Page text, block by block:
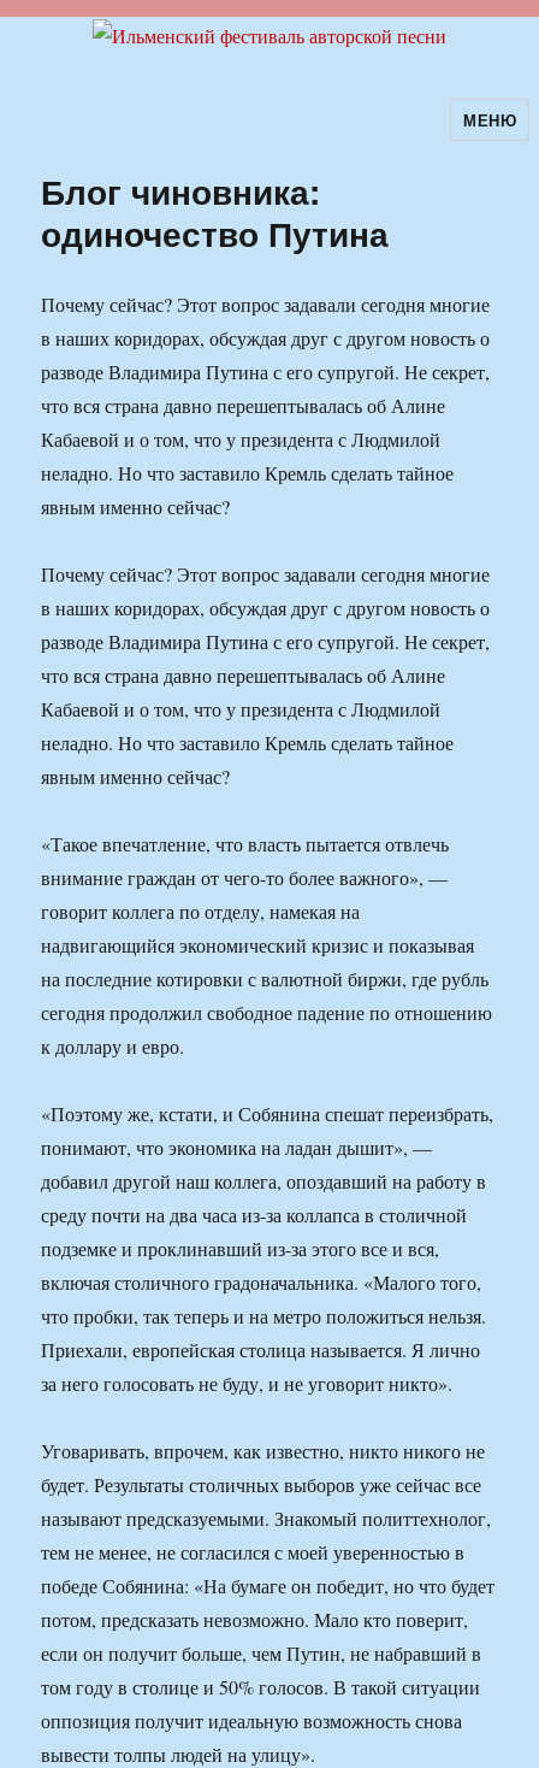
Ильменский фестиваль авторскойМЕНЮ
Блог чиновника:
одиночество Путина
Почему сейчас? Этот вопрос задавали сегодня многие
в наших коридорах, обсуждая друг с другом новость о
разводе Владимира Путина с его супругой. Не секрет,
что вся страна давно перешептывалась об Алине
Кабаевой и о том, что у президента с Людмилой
неладно. Но что заставило Кремль сделать тайное
явным именно сейчас?
Почему сейчас? Этот вопрос задавали сегодня многие
в наших коридорах, обсуждая друг с другом новость о
разводе Владимира Путина с его супругой. Не секрет,
что вся страна давно перешептывалась об Алине
Кабаевой и о том, что у президента с Людмилой
неладно. Но что заставило Кремль сделать тайное
явным именно сейчас?
«Такое впечатление, что власть пытается отвлечь
внимание граждан от чего-то более важного», —
говорит коллега по отделу, намекая на
надвигающийся экономический кризис и показывая
на последние котировки с валютной биржи, где рубль
сегодня продолжил свободное падение по отношению
к доллару и евро.
«Поэтому же, кстати, и Собянина спешат переизбрать,
понимают, что экономика на ладан дышит», —
добавил другой наш коллега, опоздавший на работу в
среду почти на два часа из-за коллапса в столичной
подземке и проклинавший из-за этого все и вся,
включая столичного градоначальника. «Малого того,
что пробки, так теперь и на метро положиться нельзя.
Приехали, европейская столица называется. Я лично
за него голосовать не буду, и не уговорит никто».
Уговаривать, впрочем, как известно, никто никого не
будет. Результаты столичных выборов уже сейчас все
называют предсказуемыми. Знакомый политтехнолог,
тем не менее, не согласился с моей уверенностью в
победе Собянина: «На бумаге он победит, но что будет
потом, предсказать невозможно. Мало кто поверит,
если он получит больше, чем Путин, не набравший в
том году в столице и 50% голосов. В такой ситуации
оппозиция получит идеальную возможность снова
вывести толпы людей на улицу».